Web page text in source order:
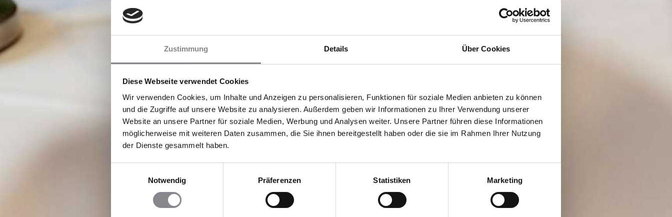
Zustimmung Details Über Cookies
Diese Webseite verwendet Cookies
Wir verwenden Cookies, um Inhalte und Anzeigen zu personalisieren, Funktionen für soziale Medien anbieten zu können
und die Zugriffe auf unsere Website zu analysieren. Außerdem geben wir Informationen zu Ihrer Verwendung unserer
Website an unsere Partner für soziale Medien, Werbung und Analysen weiter. Unsere Partner führen diese Informationen
möglicherweise mit weiteren Daten zusammen, die Sie ihnen bereitgestellt haben oder die sie im Rahmen Ihrer Nutzung
der Dienste gesammelt haben.
Notwendig
Präferenzen Statistiken Marketing